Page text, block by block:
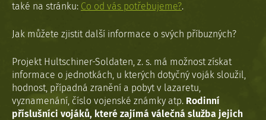
také na stránku: Co od vás potřebujeme?.
Jak můžete zjistit další informace o svých příbuzných?
Projekt Hultschiner-Soldaten, z. s. má možnost získat
informace o jednotkách, u kterých dotyčný voják sloužil,
hodnost, případná zranění a pobyt v lazaretu,
vyznamenání, číslo vojenské známky atp. Rodinní
příslušníci vojáků, které zajímá válečná služba jejich